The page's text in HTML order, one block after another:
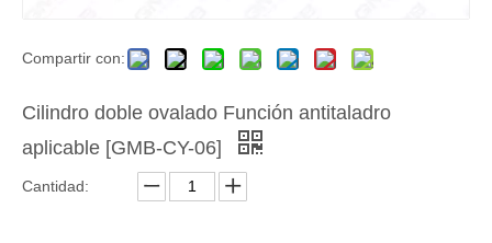
Compartir con:
Cilindro doble ovalado Función antitaladro
aplicable [GMB-CY-06]
Cantidad: